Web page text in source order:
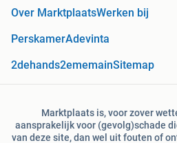
Over MarktplaatsWerken bij
PerskamerAdevinta
2dehands2ememainSitemap
Marktplaats is, voor zover
aansprakelijk voor (gevolg)schade
van deze site, dan wel uit fouten of